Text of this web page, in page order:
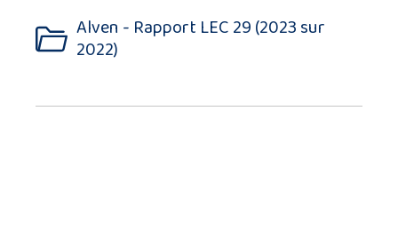
Alven - Rapport LEC 29 (2023 sur
2022)